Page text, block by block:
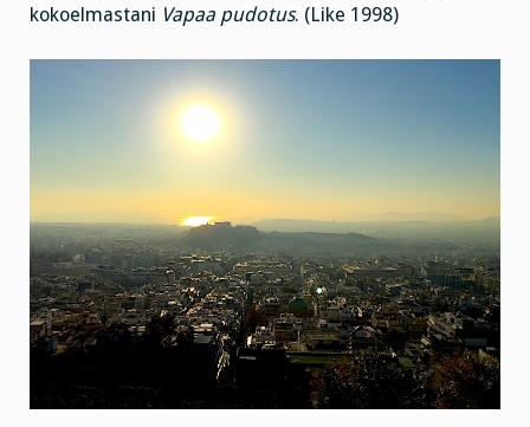
kokoelmastani Vapaa pudotus. (Like 1998)